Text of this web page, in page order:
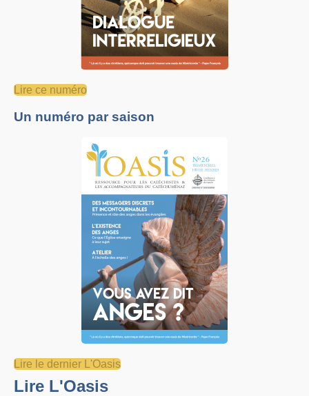
Lire ce numéro
Un numéro par saison
Lire le dernier L'Oasis
Lire L'Oasis